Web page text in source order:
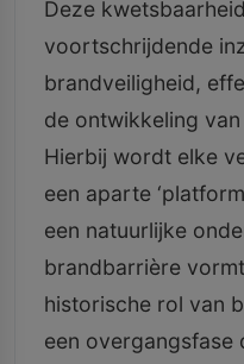
Deze
voortschrijdende
brandveiligheid,
de ontwikkeling van
Hierbij wordt elke
een aparte
een natuurlijke
brandbarrière
historische rol van
een overgangsfase